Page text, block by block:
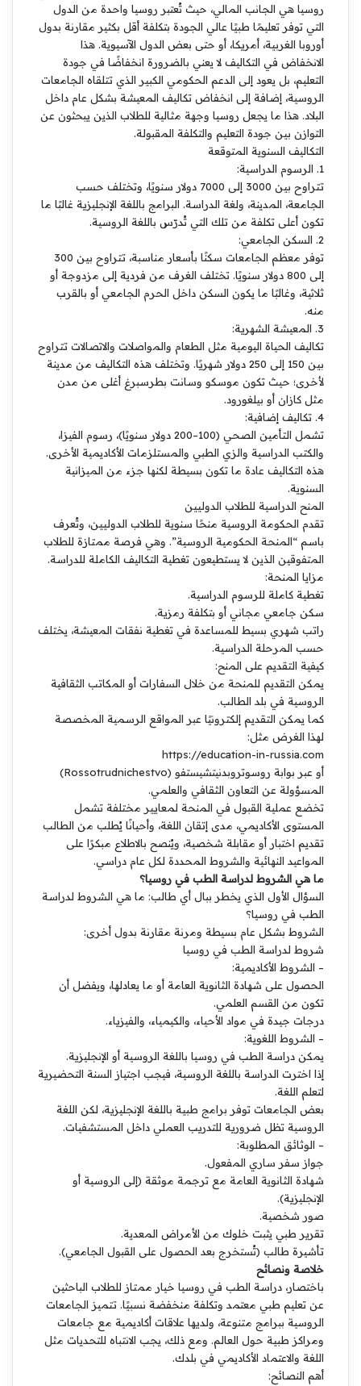
روسيا هي الجانب المالي، حيث تُعتبر روسيا واحدة من الدول
التي توفر تعليمًا طبيًا عالي الجودة بتكلفة أقل بكثير مقارنة بدول
أوروبا الغربية، أمريكا، أو حتى بعض الدول الآسيوية. هذا
الانخفاض في التكاليف لا يعني بالضرورة انخفاضًا في جودة
التعليم، بل يعود إلى الدعم الحكومي الكبير الذي تتلقاه الجامعات
الروسية، إضافة إلى انخفاض تكاليف المعيشة بشكل عام داخل
البلاد. هذا ما يجعل روسيا وجهة مثالية للطلاب الذين يبحثون عن
التوازن بين جودة التعليم والتكلفة المقبولة.
التكاليف السنوية المتوقعة
1. الرسوم الدراسية:
تتراوح بين 3000 إلى 7000 دولار سنويًا، وتختلف حسب
الجامعة، المدينة، ولغة الدراسة. البرامج باللغة الإنجليزية غالبًا ما
تكون أعلى تكلفة من تلك التي تُدرّس باللغة الروسية.
2. السكن الجامعي:
توفر معظم الجامعات سكنًا بأسعار مناسبة، تتراوح بين 300
إلى 800 دولار سنويًا. تختلف الغرف من فردية إلى مزدوجة أو
ثلاثية، وغالبًا ما يكون السكن داخل الحرم الجامعي أو بالقرب
منه.
3. المعيشة الشهرية:
تكاليف الحياة اليومية مثل الطعام والمواصلات والاتصالات تتراوح
بين 150 إلى 250 دولار شهريًا. وتختلف هذه التكاليف من مدينة
لأخرى؛ حيث تكون موسكو وسانت بطرسبرغ أغلى من مدن
مثل كازان أو بيلغورود.
4. تكاليف إضافية:
تشمل التأمين الصحي (100–200 دولار سنويًا)، رسوم الفيزا،
والكتب الدراسية والزي الطبي والمستلزمات الأكاديمية الأخرى.
هذه التكاليف عادة ما تكون بسيطة لكنها جزء من الميزانية
السنوية.
المنح الدراسية للطلاب الدوليين
تقدم الحكومة الروسية منحًا سنوية للطلاب الدوليين، وتُعرف
باسم “المنحة الحكومية الروسية”. وهي فرصة ممتازة للطلاب
المتفوقين الذين لا يستطيعون تغطية التكاليف الكاملة للدراسة.
مزايا المنحة:
تغطية كاملة للرسوم الدراسية.
سكن جامعي مجاني أو بتكلفة رمزية.
راتب شهري بسيط للمساعدة في تغطية نفقات المعيشة، يختلف
حسب المرحلة الدراسية.
كيفية التقديم على المنح:
يمكن التقديم للمنحة من خلال السفارات أو المكاتب الثقافية
الروسية في بلد الطالب.
كما يمكن التقديم إلكترونيًا عبر المواقع الرسمية المخصصة
لهذا الغرض مثل:
https://education-in-russia.com
أو عبر بوابة روسوتروبدنيتشيستفو (Rossotrudnichestvo)
المسؤولة عن التعاون الثقافي والعلمي.
تخضع عملية القبول في المنحة لمعايير مختلفة تشمل
المستوى الأكاديمي، مدى إتقان اللغة، وأحيانًا يُطلب من الطالب
تقديم اختبار أو مقابلة شخصية، ويُنصح بالاطلاع مبكرًا على
المواعيد النهائية والشروط المحددة لكل عام دراسي.
ما هي الشروط لدراسة الطب في روسيا؟
السؤال الأول الذي يخطر ببال أي طالب: ما هي الشروط لدراسة
الطب في روسيا؟
الشروط بشكل عام بسيطة ومرنة مقارنة بدول أخرى:
شروط لدراسة الطب في روسيا
– الشروط الأكاديمية:
الحصول على شهادة الثانوية العامة أو ما يعادلها، ويفضل أن
تكون من القسم العلمي.
درجات جيدة في مواد الأحياء، والكيمياء، والفيزياء.
– الشروط اللغوية:
يمكن دراسة الطب في روسيا باللغة الروسية أو الإنجليزية.
إذا اخترت الدراسة باللغة الروسية، فيجب اجتياز السنة التحضيرية
لتعلم اللغة.
بعض الجامعات توفر برامج طبية باللغة الإنجليزية، لكن اللغة
الروسية تظل ضرورية للتدريب العملي داخل المستشفيات.
– الوثائق المطلوبة:
جواز سفر ساري المفعول.
شهادة الثانوية العامة مع ترجمة موثقة (إلى الروسية أو
الإنجليزية).
صور شخصية.
تقرير طبي يثبت خلوك من الأمراض المعدية.
تأشيرة طالب (تُستخرج بعد الحصول على القبول الجامعي).
خلاصة ونصائح
باختصار، دراسة الطب في روسيا خيار ممتاز للطلاب الباحثين
عن تعليم طبي معتمد وتكلفة منخفضة نسبيًا. تتميز الجامعات
الروسية ببرامج متنوعة، ولديها علاقات أكاديمية مع جامعات
ومراكز طبية حول العالم. ومع ذلك، يجب الانتباه للتحديات مثل
اللغة والاعتماد الأكاديمي في بلدك.
أهم النصائح: